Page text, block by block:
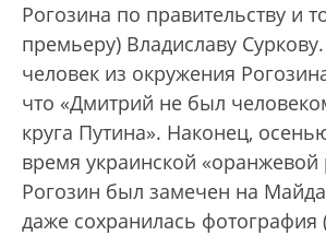
Рогозина по правительству и
премьеру) Владиславу
человек из окружения
что «Дмитрий не был
круга Путина». Наконец,
время украинской
Рогозин был замечен на
даже сохранилась фотография